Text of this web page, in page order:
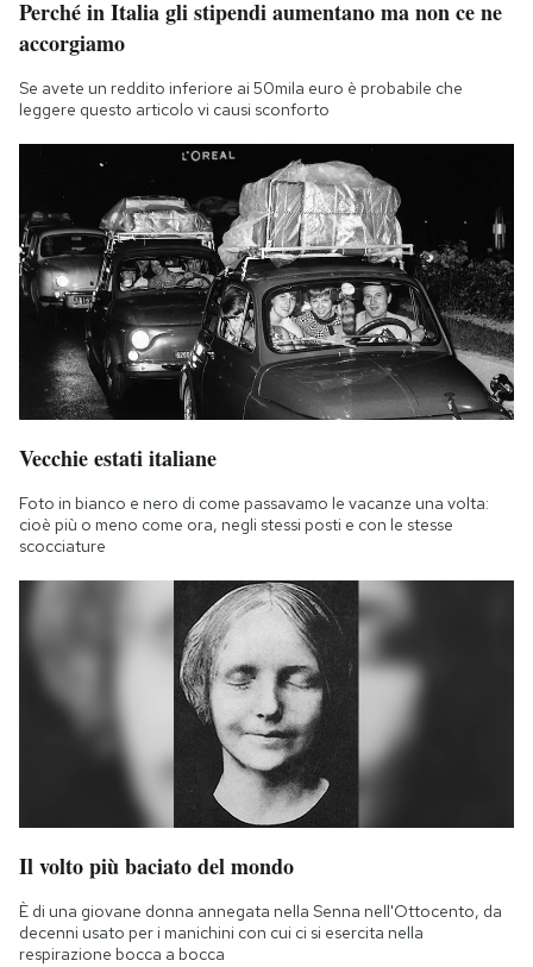
Notifiche mobile
Regala il Post
Hai bisogno di aiuto?
Esci
Perché in Italia gli stipendi aumentano ma non ce ne
accorgiamo
Se avete un reddito inferiore ai 50mila euro è probabile che
leggere questo articolo vi causi sconforto
Vecchie estati italiane
Foto in bianco e nero di come passavamo le vacanze una volta:
cioè più o meno come ora, negli stessi posti e con le stesse
scocciature
Il volto più baciato del mondo
È di una giovane donna annegata nella Senna nell'Ottocento, da
decenni usato per i manichini con cui ci si esercita nella
respirazione bocca a bocca